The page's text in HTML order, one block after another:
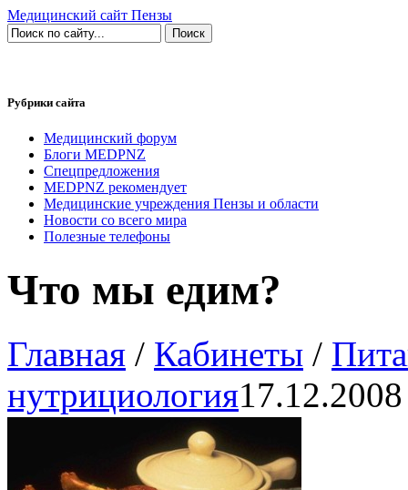
Медицинский сайт Пензы
Рубрики сайта
Медицинский форум
Блоги MEDPNZ
Спецпредложения
MEDPNZ рекомендует
Медицинские учреждения Пензы и области
Новости со всего мира
Полезные телефоны
Что мы едим?
Главная / Кабинеты /
нутрициология17.12.2008